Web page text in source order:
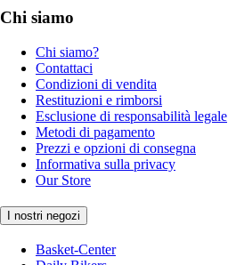
Chi siamo
Chi siamo?
Contattaci
Condizioni di vendita
Restituzioni e rimborsi
Esclusione di responsabilità legale
Metodi di pagamento
Prezzi e opzioni di consegna
Informativa sulla privacy
Our Store
I nostri negozi
Basket-Center